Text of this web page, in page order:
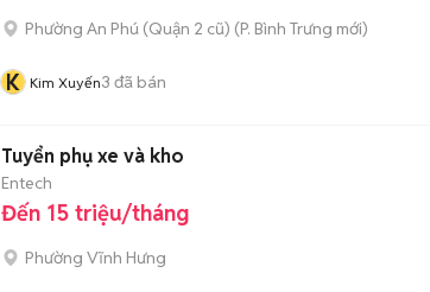
Phường An Phú (Quận 2 cũ) (P. Bình Trưng mới)
K Kim Xuyến3 đã bán
Tuyển phụ xe và kho
Entech
Đến 15 triệu/tháng
Phường Vĩnh Hưng